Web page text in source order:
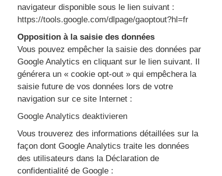
navigateur disponible sous le lien suivant :
https://tools.google.com/dlpage/gaoptout?hl=fr
Opposition à la saisie des données
Vous pouvez empêcher la saisie des données par
Google Analytics en cliquant sur le lien suivant. Il
générera un « cookie opt-out » qui empêchera la
saisie future de vos données lors de votre
navigation sur ce site Internet :
Google Analytics deaktivieren
Vous trouverez des informations détaillées sur la
façon dont Google Analytics traite les données
des utilisateurs dans la Déclaration de
confidentialité de Google :